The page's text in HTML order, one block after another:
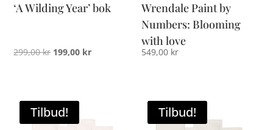
‘A Wilding Year’ bok
299,00kr Opprinnelig
299,00 kr.
199,00 krNåværende
Wrendale Paint by
Numbers: Blooming
with love
549,00 kr
Tilbud! Tilbud!